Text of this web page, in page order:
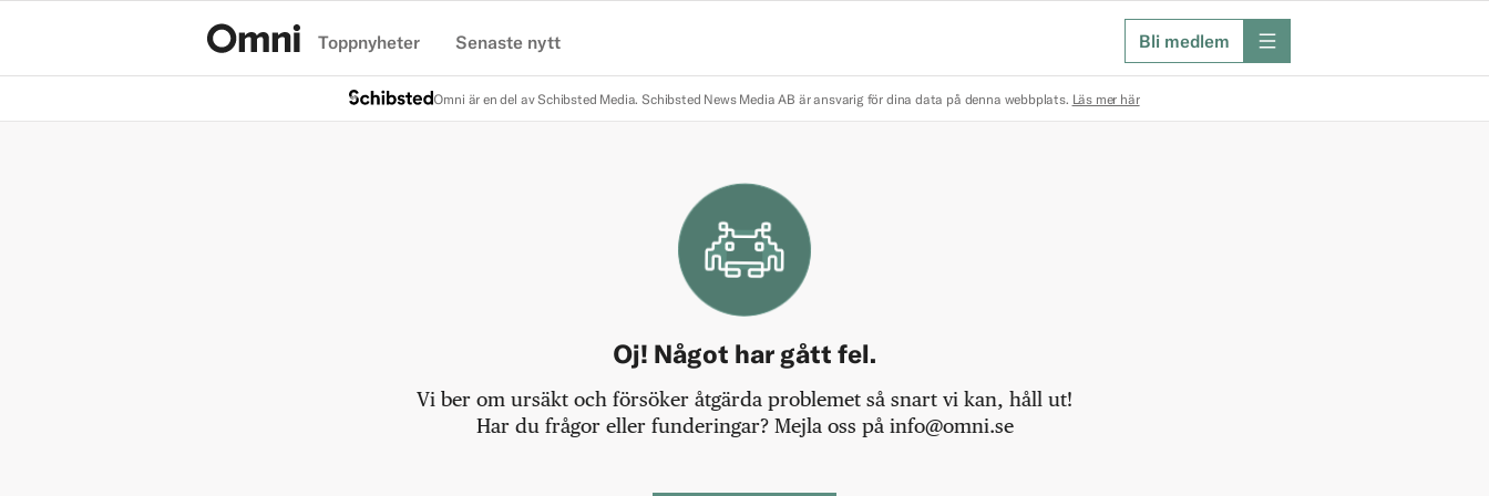
Toppnyheter Senaste nytt Bli medlem meny
Omni är en del av Schibsted Media. Schibsted News Media AB är ansvarig för dina data på denna webbplats. Läs mer här
Oj! Något har gått fel.
Vi ber om ursäkt och försöker åtgärda problemet så snart vi kan, håll ut!
Har du frågor eller funderingar? Mejla oss på info@omni.se